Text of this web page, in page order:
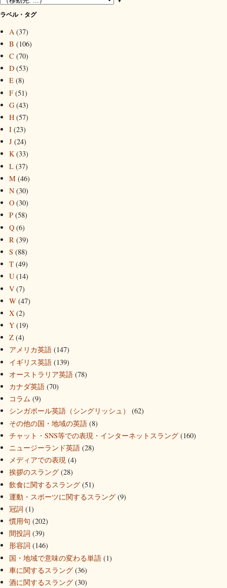
ラベル・タグ
A (37)
B (106)
C (70)
D (53)
E (8)
F (51)
G (43)
H (57)
I (23)
J (24)
K (33)
L (37)
M (46)
N (30)
O (30)
P (58)
Q (6)
R (39)
S (88)
T (49)
U (14)
V (7)
W (47)
X (2)
Y (19)
Z (4)
アメリカ英語 (147)
イギリス英語 (139)
オーストラリア英語 (78)
カナダ英語 (70)
コラム (9)
シンガポール英語（シングリッシュ）
(62)
その他の国・地域の英語 (8)
チャット・SNS等での表現・インターネットスラング (160)
ニュージーランド英語 (28)
メディアでの表現 (4)
挨拶のスラング (28)
飲食に関するスラング (51)
運動・スポーツに関するスラング (9)
冠詞 (1)
慣用句 (202)
間投詞 (39)
形容詞 (146)
国・地域で意味の変わる単語 (1)
車に関するスラング (36)
酒に関するスラング (30)